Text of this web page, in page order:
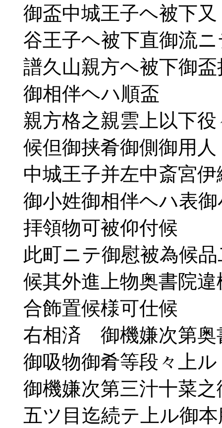
御盃中城王子ヘ被下
谷王子ヘ被下直御流ニ
譜久山親方ヘ被下御盃
御相伴ヘハ順盃
親方格之親雲上以下役
候但御挟肴御側御用人
中城王子并左中斎宮伊
御小姓御相伴ヘハ表御
拝領物可被仰付候
此町ニテ御慰被為候品
候其外進上物奥書院違
合飾置候様可仕候
右相済 御機嫌次第奥
御吸物御肴等段々上ル
御機嫌次第三汁十菜之
五ツ目迄続テ上ル御本